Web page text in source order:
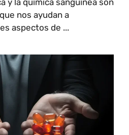
y la química sanguínea son
nos ayudan a
aspectos de ...